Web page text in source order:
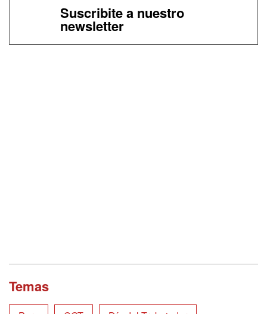
Suscribite a nuestro
newsletter
Temas